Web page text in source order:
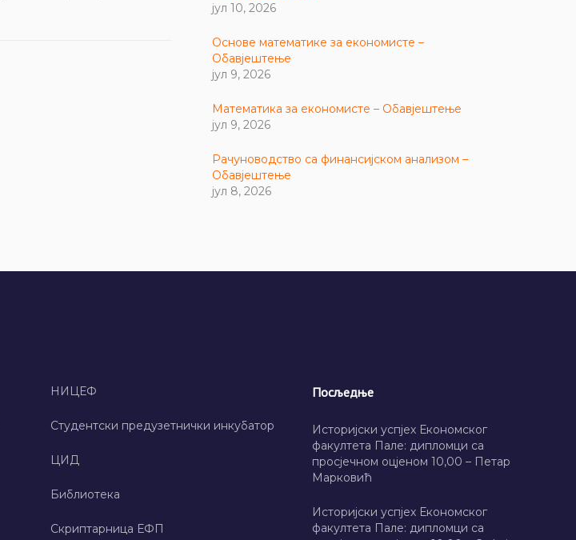
јул 10, 2026
Основе математике за економисте –
Обавјештење
јул 9, 2026
Математика за економисте – Обавјештење
јул 9, 2026
Рачуноводство са финансијском анализом –
Обавјештење
јул 8, 2026
НИЦЕФ
Студентски предузетнички инкубатор
ЦИД
Библиотека
Скриптарница ЕФП
Посљедње
Историјски успјех Економског
факултета Пале: дипломци са
просјечном оцјеном 10,00 – Петар
Марковић
Историјски успјех Економског
факултета Пале: дипломци са